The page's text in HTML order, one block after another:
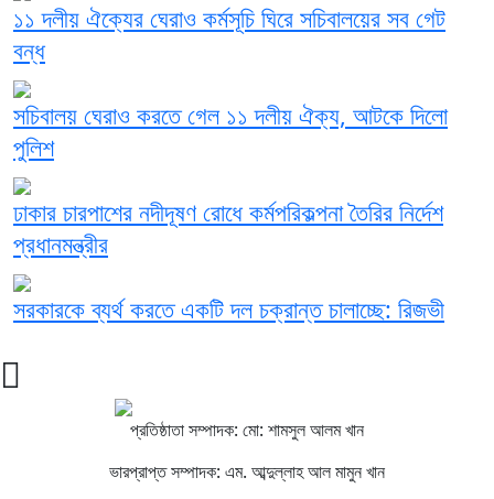
১১ দলীয় ঐক্যের ঘেরাও কর্মসূচি ঘিরে সচিবালয়ের সব গেট
বন্ধ
সচিবালয় ঘেরাও করতে গেল ১১ দলীয় ঐক্য, আটকে দিলো
পুলিশ
ঢাকার চারপাশের নদীদূষণ রোধে কর্মপরিকল্পনা তৈরির নির্দেশ
প্রধানমন্ত্রীর
সরকারকে ব্যর্থ করতে একটি দল চক্রান্ত চালাচ্ছে: রিজভী
প্রতিষ্ঠাতা সম্পাদক: মো: শামসুল আলম খান
ভারপ্রাপ্ত সম্পাদক: এম. আব্দুল্লাহ আল মামুন খান